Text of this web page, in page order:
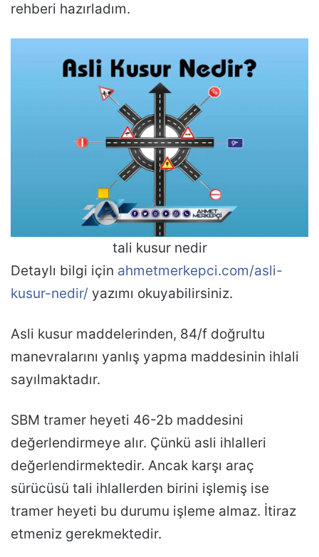
rehberi hazırladım.
tali kusur nedir
Detaylı bilgi için ahmetmerkepci.com/asli-
kusur-nedir/ yazımı okuyabilirsiniz.
Asli kusur maddelerinden, 84/f doğrultu
manevralarını yanlış yapma maddesinin ihlali
sayılmaktadır.
SBM tramer heyeti 46-2b maddesini
değerlendirmeye alır. Çünkü asli ihlalleri
değerlendirmektedir. Ancak karşı araç
sürücüsü tali ihlallerden birini işlemiş ise
tramer heyeti bu durumu işleme almaz. İtiraz
etmeniz gerekmektedir.